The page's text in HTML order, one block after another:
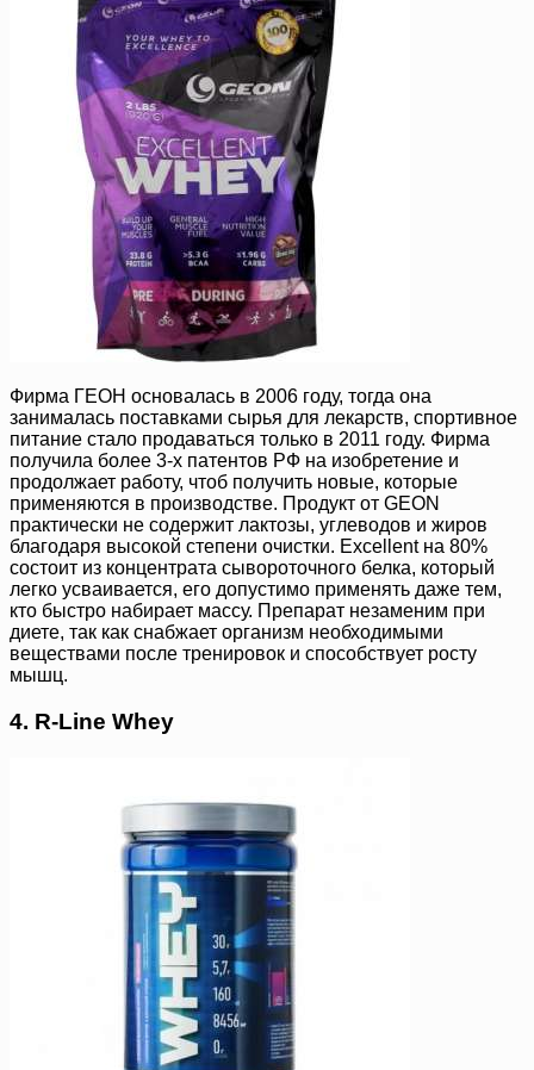
Фирма ГЕОН основалась в 2006 году, тогда она
занималась поставками сырья для лекарств, спортивное
питание стало продаваться только в 2011 году. Фирма
получила более 3-х патентов РФ на изобретение и
продолжает работу, чтоб получить новые, которые
применяются в производстве. Продукт от GEON
практически не содержит лактозы, углеводов и жиров
благодаря высокой степени очистки. Excellent на 80%
состоит из концентрата сывороточного белка, который
легко усваивается, его допустимо применять даже тем,
кто быстро набирает массу. Препарат незаменим при
диете, так как снабжает организм необходимыми
веществами после тренировок и способствует росту
мышц.
4. R-Line Whey